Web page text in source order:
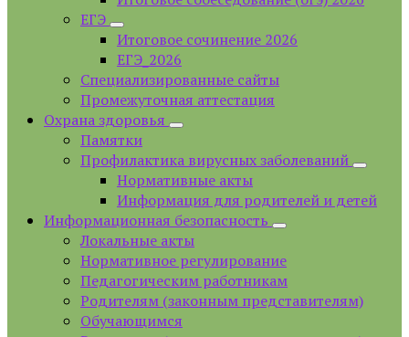
ЕГЭ
Итоговое сочинение 2026
ЕГЭ_2026
Специализированные сайты
Промежуточная аттестация
Охрана здоровья
Памятки
Профилактика вирусных заболеваний
Нормативные акты
Информация для родителей и детей
Информационная безопасность
Локальные акты
Нормативное регулирование
Педагогическим работникам
Родителям (законным представителям)
Обучающимся